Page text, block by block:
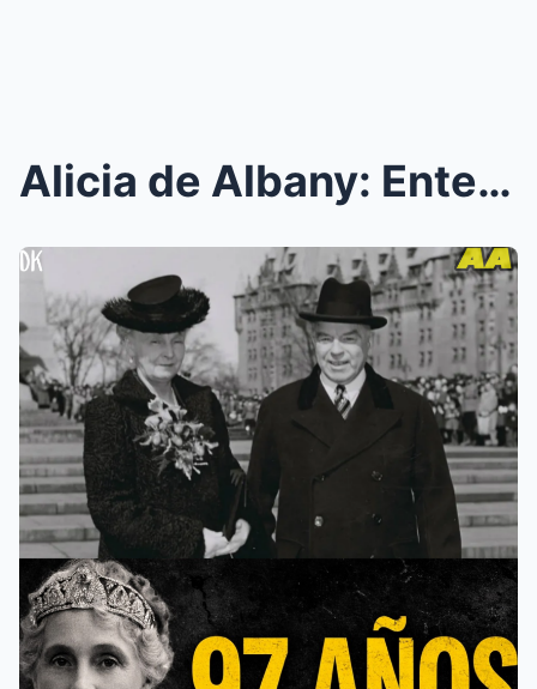
Alicia de Albany: Enterró a su Hijo… y su Hermano ...